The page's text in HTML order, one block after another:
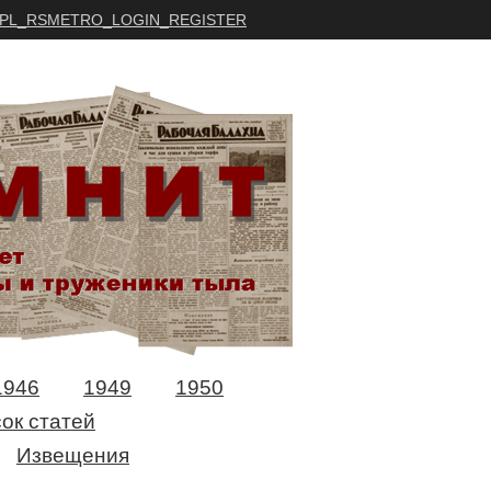
1949
1950
статей
Извещения